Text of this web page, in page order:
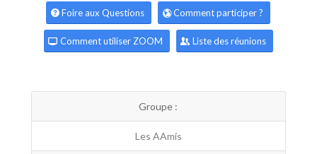
Foire aux Questions Comment participer ?
Comment utiliser ZOOM Liste des réunions
Groupe :
Les AAmis